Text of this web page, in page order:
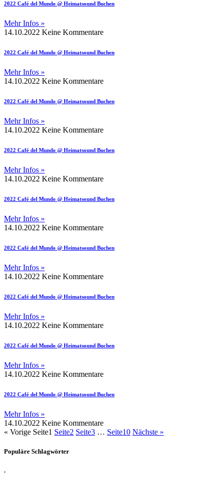
2022 Café del Mundo @ Heimatsound Buchen
Mehr Infos »
14.10.2022 Keine Kommentare
2022 Café del Mundo @ Heimatsound Buchen
Mehr Infos »
14.10.2022 Keine Kommentare
2022 Café del Mundo @ Heimatsound Buchen
Mehr Infos »
14.10.2022 Keine Kommentare
2022 Café del Mundo @ Heimatsound Buchen
Mehr Infos »
14.10.2022 Keine Kommentare
2022 Café del Mundo @ Heimatsound Buchen
Mehr Infos »
14.10.2022 Keine Kommentare
2022 Café del Mundo @ Heimatsound Buchen
Mehr Infos »
14.10.2022 Keine Kommentare
2022 Café del Mundo @ Heimatsound Buchen
Mehr Infos »
14.10.2022 Keine Kommentare
2022 Café del Mundo @ Heimatsound Buchen
Mehr Infos »
14.10.2022 Keine Kommentare
2022 Café del Mundo @ Heimatsound Buchen
Mehr Infos »
14.10.2022 Keine Kommentare
« Vorige Seite1 Seite2 Seite3 … Seite10 Nächste »
Populäre Schlagwörter
.